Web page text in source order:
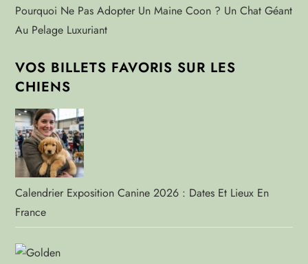
Pourquoi Ne Pas Adopter Un Maine Coon ? Un Chat Géant
Au Pelage Luxuriant
VOS BILLETS FAVORIS SUR LES
CHIENS
Calendrier Exposition Canine 2026 : Dates Et Lieux En
France